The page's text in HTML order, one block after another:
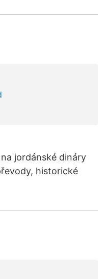
jordánské dináry
historické